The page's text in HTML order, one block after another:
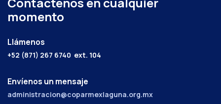
momento
Llámenos
+52 (871) 267 6740 ext. 104
Envíenos un mensaje
administracion@coparmexlaguna.org.mx